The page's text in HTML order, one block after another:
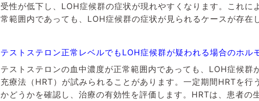
受性が低下し、LOH症候群の症状が現れやすくなります。これに
常範囲内であっても、LOH症候群の症状が見られるケースが存在
テストステロン正常レベルでもLOH症候群が疑われる場合のホル
テストステロンの血中濃度が正常範囲内であっても、LOH症候群
充療法（HRT）が試みられることがあります。一定期間HRTを行
かどうかを確認し、治療の有効性を評価します。HRTは、患者の